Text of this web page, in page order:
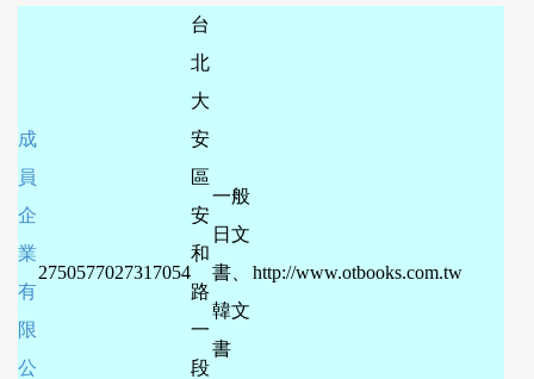
成
員
企
業
有
限
公
2750577027317054
台
北
大
安
區
安
和
路
一
段
一般
日文
書、
韓文
書
http://www.otbooks.com.tw